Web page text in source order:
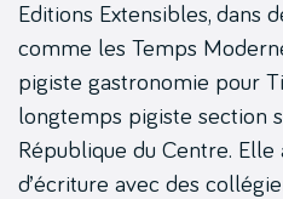
Editions Extensibles, dans
comme les Temps
pigiste gastronomie pour
longtemps pigiste section
République du Centre.
d’écriture avec des